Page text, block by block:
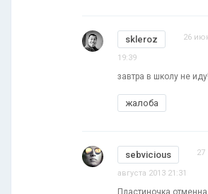
skleroz 26
19:39
завтра в школу не иду!
жалоба
sebvicious 27
августа 2013 21:31
Пластиночка